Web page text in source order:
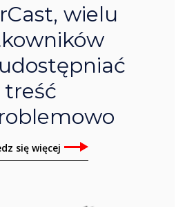
wielu
treść
się więcej